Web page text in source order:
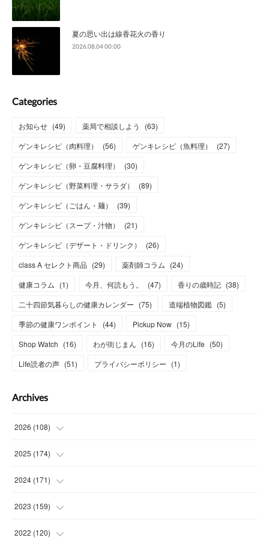
夏の思い出は線香花火の香り
2026.08.04 00:00
Categories
お知らせ (49) 薬局で相談しよう (63)
ゲンキレシピ（肉料理）
(56) ゲンキレシピ（魚料理） (27)
ゲンキレシピ（卵・豆腐料理）
(30)
ゲンキレシピ（野菜料理・サラダ）
(89)
ゲンキレシピ（ごはん・麺）
(39)
ゲンキレシピ（スープ・汁物）
(21)
ゲンキレシピ（デザート・ドリンク）
(26)
class A セレクト商品 (29) 薬剤師コラム (24)
健康コラム (1) 今月、何読もう。 (47) 香りの歳時記 (38)
二十四節気暮らしの健康カレンダー (75) 道端植物図鑑 (5)
季節の健康ワンポイント
(44) Pickup Now (15)
Shop Watch (16) わが街じまん (16) 今月のLife (50)
Life読者の声 (51) プライバシーポリシー (1)
Archives
2026 (108)
(6)
(15
(15
(13
2025 (174)
(14
(14
(15
2024 (171)
(13
(13
2023 (159)
(14
2022 (120)